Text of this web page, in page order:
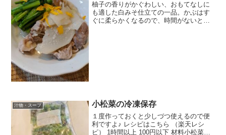
柚子の香りがかぐわしい、おもてなしに
も適した白みそ仕立ての一品。かぶはす
ぐに柔らかくなるので、時間がないとき
汁物・スープ 小松菜の冷凍保存
１度作っておくと少しづつ使えるので便
利ですよ♪ レシピはこちら （楽天レシ
ピ） 1時間以上 100円以下 材料小松菜フ